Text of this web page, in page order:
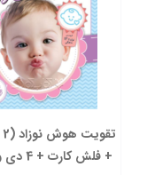
+ فلش کارت + 4 دی وی دی)